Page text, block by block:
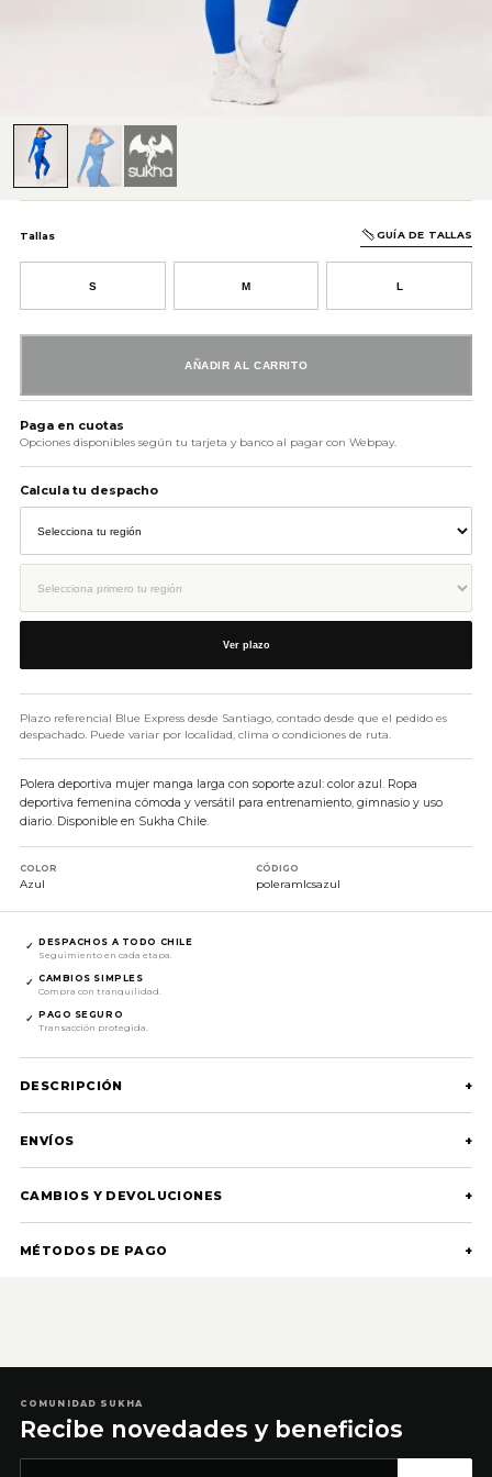
Tallas GUÍA DE TALLAS
S M L
AÑADIR AL CARRITO
Paga en cuotas
Opciones disponibles según tu tarjeta y banco al pagar con Webpay.
Calcula tu despacho
Ver plazo
Plazo referencial Blue Express desde Santiago, contado desde que el pedido es
despachado. Puede variar por localidad, clima o condiciones de ruta.
Polera deportiva mujer manga larga con soporte azul: color azul. Ropa
deportiva femenina cómoda y versátil para entrenamiento, gimnasio y uso
diario. Disponible en Sukha Chile.
COLOR
Azul
CÓDIGO
poleramlcsazul
✓ DESPACHOS A TODO CHILE
Seguimiento en cada etapa.
✓ CAMBIOS SIMPLES
Compra con tranquilidad.
✓ PAGO SEGURO
Transacción protegida.
DESCRIPCIÓN +
ENVÍOS +
CAMBIOS Y DEVOLUCIONES +
MÉTODOS DE PAGO +
COMUNIDAD SUKHA
Recibe novedades y beneficios